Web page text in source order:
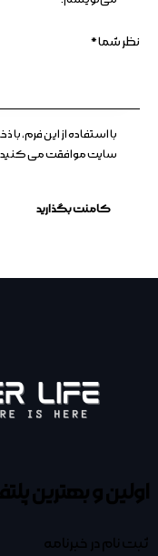
با استفاده از این فرم،
سایت موافقت می
اولین و بهترین
ثبت نام در خبرنامه